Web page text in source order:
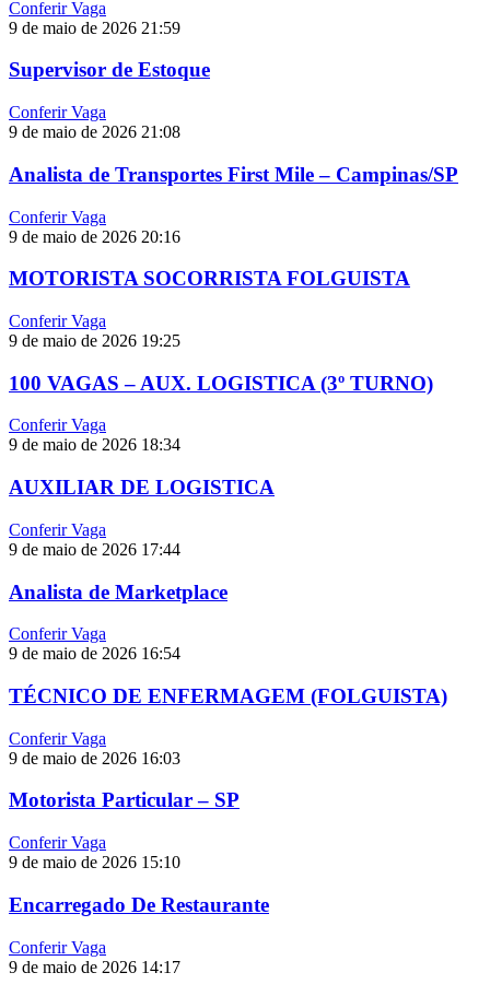
Conferir Vaga
9 de maio de 2026 21:59
Supervisor de Estoque
Conferir Vaga
9 de maio de 2026 21:08
Analista de Transportes First Mile – Campinas/SP
Conferir Vaga
9 de maio de 2026 20:16
MOTORISTA SOCORRISTA FOLGUISTA
Conferir Vaga
9 de maio de 2026 19:25
100 VAGAS – AUX. LOGISTICA (3º TURNO)
Conferir Vaga
9 de maio de 2026 18:34
AUXILIAR DE LOGISTICA
Conferir Vaga
9 de maio de 2026 17:44
Analista de Marketplace
Conferir Vaga
9 de maio de 2026 16:54
TÉCNICO DE ENFERMAGEM (FOLGUISTA)
Conferir Vaga
9 de maio de 2026 16:03
Motorista Particular – SP
Conferir Vaga
9 de maio de 2026 15:10
Encarregado De Restaurante
Conferir Vaga
9 de maio de 2026 14:17